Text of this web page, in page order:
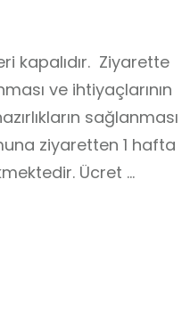
kapalıdır.  Ziyarette
ve ihtiyaçlarının
sağlanması
ziyaretten 1 hafta
Ücret
yiyecek ve içecek